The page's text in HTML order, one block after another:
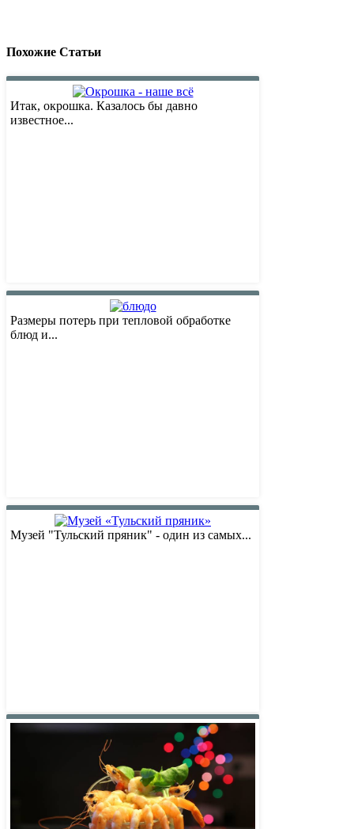
Похожие Статьи
Итак, окрошка. Казалось бы давно
известное...
Размеры потерь при тепловой обработке
блюд и...
Музей "Тульский пряник" - один из самых...